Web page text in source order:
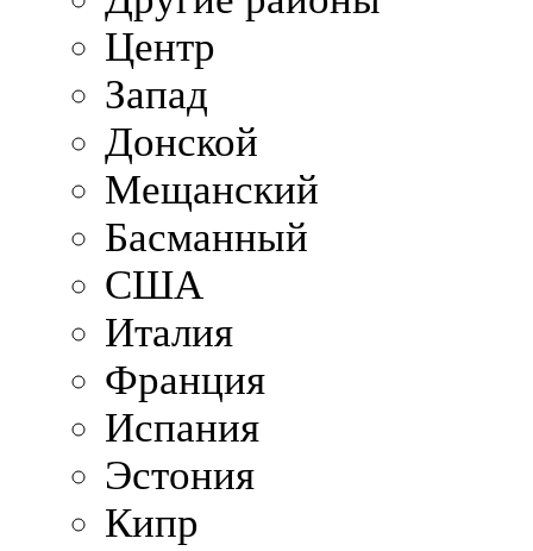
Центр
Запад
Донской
Мещанский
Басманный
США
Италия
Франция
Испания
Эстония
Кипр